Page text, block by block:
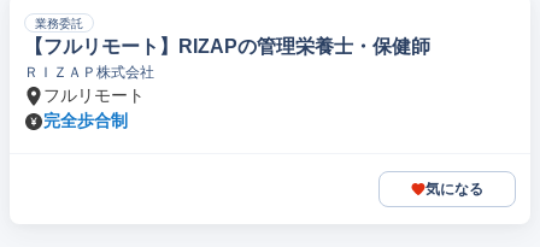
業務委託
【フルリモート】RIZAPの管理栄養士・保健師
ＲＩＺＡＰ株式会社
フルリモート
完全歩合制
気になる